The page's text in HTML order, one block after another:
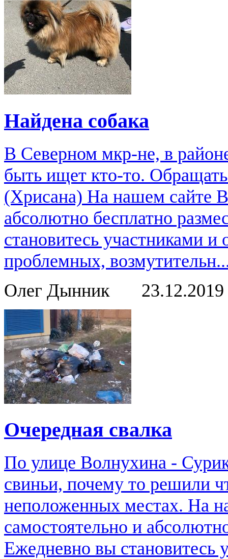
Найдена собака
В Северном мкр-не, в
быть ищет кто-то.
(Хрисана) На нашем сайте
абсолютно бесплатно
становитесь участниками
проблемных,
Олег Дынник
23.12.2019
Очередная свалка
По улице Волнухина -
свиньи, почему то решили
неположенных местах. На
самостоятельно и
Ежедневно вы становитесь